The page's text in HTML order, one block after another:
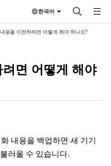
한국어
용을 이전하려면 어떻게 해야 하나요?
면 어떻게 해야
내용을 백업하면 새 기기
러올 수 있습니다.